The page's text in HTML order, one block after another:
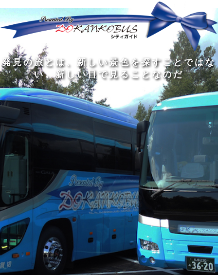
旅 の 程 に こそ価値があ る
発見の旅と は 新 し い景色を探す ことではな
い。 新 しい目 で見 る こ と なのだ
人間の幅を広 げる ものは3つある。人と会
い、 本 を読み 、旅 を す る ことだ
私は旅 をす るために旅をする
旅 の 程 に こそ価値があ る
どんなに洗 練 れ た 大人の中にも 、外に出た
くてし ょうがない小さな 子供がいる
旅をするの は 着 す るためではな く、旅をす
るた めで あ る
旅は 真 知 識 の大きな泉で ある